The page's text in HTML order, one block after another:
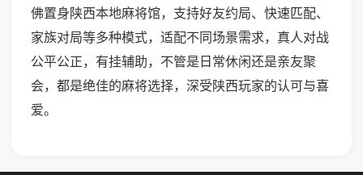
佛置身陕西本地麻将馆，支持好友约局、快速匹配、
家族对局等多种模式，适配不同场景需求，真人对战
公平公正，有挂辅助，不管是日常休闲还是亲友聚
会，都是绝佳的麻将选择，深受陕西玩家的认可与喜
爱。